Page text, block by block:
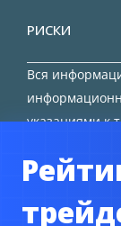
РИСКИ
Вся
указаниями к